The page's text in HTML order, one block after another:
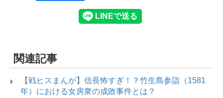
関連記事
【戦ヒスまんが】信長怖すぎ！？竹生島参詣（1581
年）における女房衆の成敗事件とは？